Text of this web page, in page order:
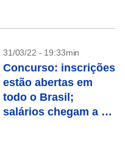
31/03/22 - 19:33min
Concurso: inscrições
estão abertas em
todo o Brasil;
salários chegam a R$